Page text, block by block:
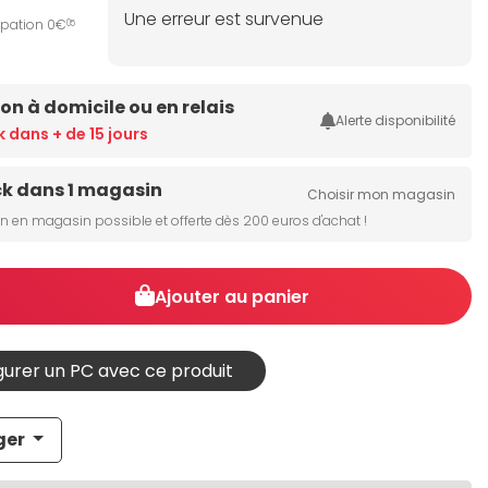
0€05 Une erreur est survenue
à domicile ou en relais
dans + de 15 jours
Alerte disponibilité
dans 1 magasin
Choisir mon magasin
en magasin possible et offerte dès 200 euros d'achat !
Ajouter au panier
un PC avec ce produit